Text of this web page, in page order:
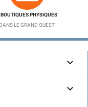
PHYSIQUES
DANS LE GRAND OUEST

